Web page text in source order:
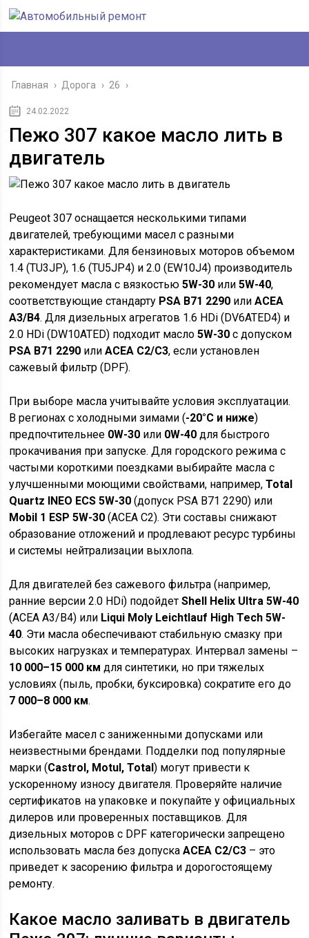
Главная › Дорога › 26 ›
24.02.2022
Пежо 307 какое масло лить в
двигатель
Peugeot 307 оснащается несколькими типами
двигателей, требующими масел с разными
характеристиками. Для бензиновых моторов объемом
1.4 (TU3JP), 1.6 (TU5JP4) и 2.0 (EW10J4) производитель
рекомендует масла с вязкостью5W-30 или5W-40,
соответствующие стандарту PSA B71 2290 илиACEA
A3/B4. Для дизельных агрегатов 1.6 HDi (DV6ATED4) и
2.0 HDi (DW10ATED) подходит масло5W-30 с допуском
PSA B71 2290 илиACEA C2/C3, если установлен
сажевый фильтр (DPF).
При выборе масла учитывайте условия эксплуатации.
В регионах с холодными зимами (-20°C и ниже)
предпочтительнее 0W-30 или 0W-40 для быстрого
прокачивания при запуске. Для городского режима с
частыми короткими поездками выбирайте масла с
улучшенными моющими свойствами, например,Total
Quartz INEO ECS 5W-30 (допуск PSA B71 2290) или
Mobil 1 ESP 5W-30 (ACEA C2). Эти составы снижают
образование отложений и продлевают ресурс турбины
и системы нейтрализации выхлопа.
Для двигателей без сажевого фильтра (например,
ранние версии 2.0 HDi) подойдетShell Helix Ultra 5W-40
(ACEA A3/B4) или Liqui Moly Leichtlauf High Tech 5W-
40. Эти масла обеспечивают стабильную смазку при
высоких нагрузках и температурах. Интервал замены –
10 000–15 000 км для синтетики, но при тяжелых
условиях (пыль, пробки, буксировка) сократите его до
7 000–8 000 км.
Избегайте масел с заниженными допусками или
неизвестными брендами. Подделки под популярные
марки (Castrol, Motul, Total) могут привести к
ускоренному износу двигателя. Проверяйте наличие
сертификатов на упаковке и покупайте у официальных
дилеров или проверенных поставщиков. Для
дизельных моторов с DPF категорически запрещено
использовать масла без допускаACEA C2/C3 – это
приведет к засорению фильтра и дорогостоящему
ремонту.
Какое масло заливать в двигатель